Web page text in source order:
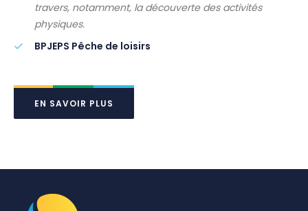
travers, notamment, la découverte des activités
physiques.
BPJEPS Pêche de loisirs
EN SAVOIR PLUS